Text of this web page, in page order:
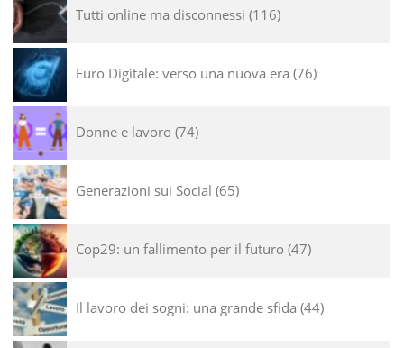
Tutti online ma disconnessi 116
Euro Digitale: verso una nuova era 76
Donne e lavoro 74
Generazioni sui Social 65
Cop29: un fallimento per il futuro 47
Il lavoro dei sogni: una grande sfida 44